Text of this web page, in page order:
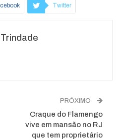
Twitter
PRÓXIMO
Craque do Flamengo
vive em mansão no RJ
que tem proprietário